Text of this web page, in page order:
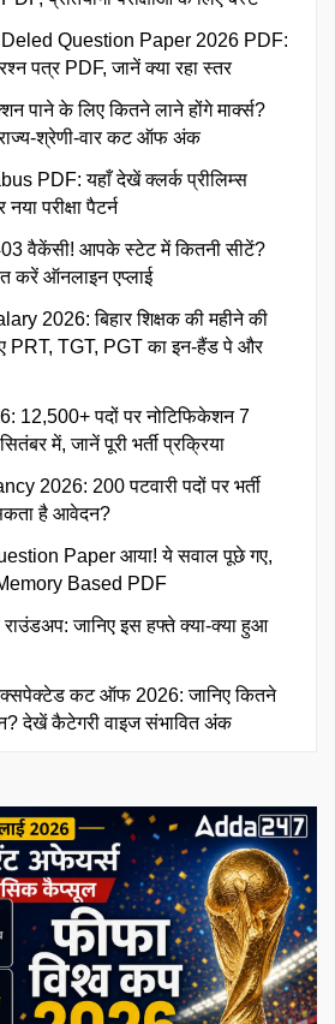
Question Paper 2026 PDF:
पत्र PDF, जानें क्या रहा स्तर
पाने के लिए कितने लाने होंगे मार्क्स?
श्रेणी-वार कट ऑफ अंक
PDF: यहाँ देखें क्लर्क प्रीलिम्स
परीक्षा पैटर्न
वैकेंसी! आपके स्टेट में कितनी सीटें?
करें ऑनलाइन एप्लाई
2026: बिहार शिक्षक की महीने की
PRT, TGT, PGT का इन-हैंड पे और
12,500+ पदों पर नोटिफिकेशन 7
में, जानें पूरी भर्ती प्रक्रिया
2026: 200 पटवारी पदों पर भर्ती
है आवेदन?
Paper आया! ये सवाल पूछे गए,
Based PDF
जानिए इस हफ्ते क्या-क्या हुआ
कट ऑफ 2026: जानिए कितने
देखें कैटेगरी वाइज संभावित अंक